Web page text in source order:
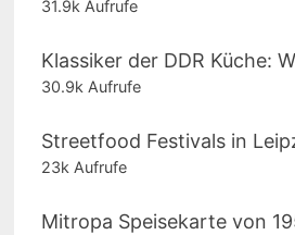
31.9k Aufrufe
Klassiker der DDR Küche:
30.9k Aufrufe
Streetfood Festivals in
23k Aufrufe
Mitropa Speisekarte von